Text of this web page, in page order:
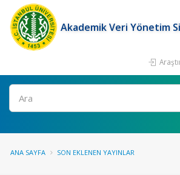
Akademik Veri Yönetim
Ara
ANA SAYFA SON EKLENEN YAYINLAR